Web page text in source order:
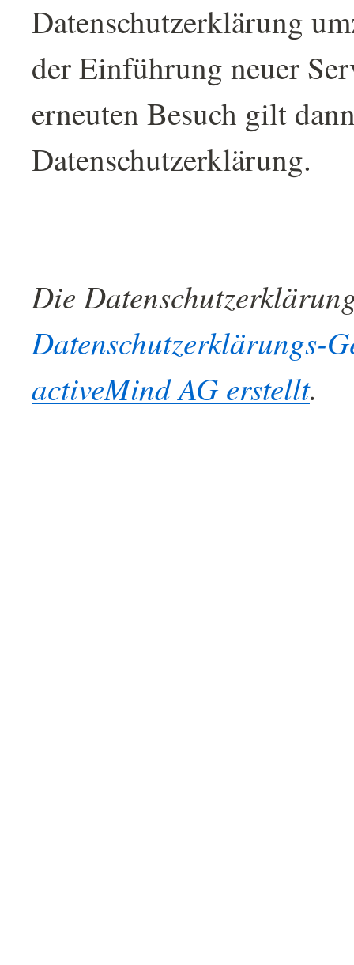
Datenschutzerklärung
der Einführung neuer
erneuten Besuch gilt
Datenschutzerklärung.
Die
Datenschutzerklärungs-
activeMind AG erstellt.